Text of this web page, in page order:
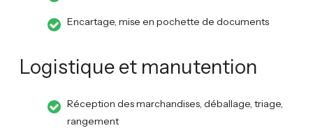
Encartage, mise en pochette de documents
Logistique et manutention
Réception des marchandises, déballage, triage,
rangement